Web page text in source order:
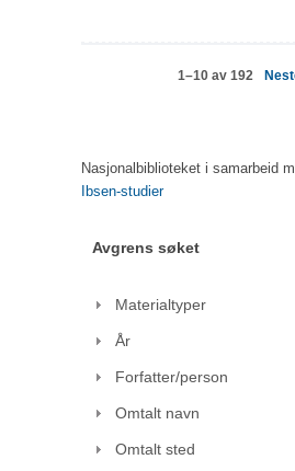
1–10 av 192
Nasjonalbiblioteket i samarbeid
Ibsen-studier
Avgrens søket
Materialtyper
År
Forfatter/person
Omtalt navn
Omtalt sted